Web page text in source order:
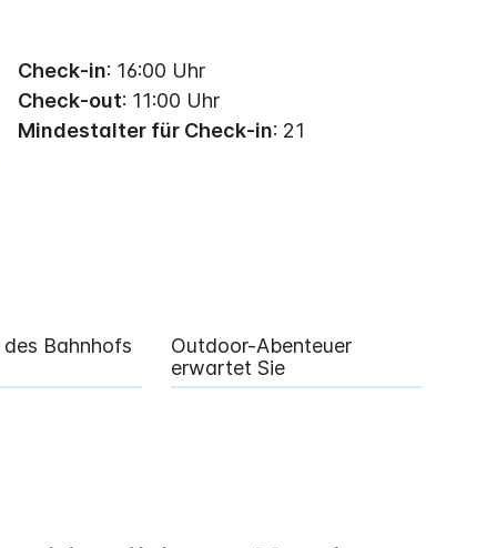
Check-in: 16:00 Uhr
Check-out: 11:00 Uhr
Mindestalter für Check-in: 21
Bahnhofs
Outdoor-Abenteuer
erwartet Sie